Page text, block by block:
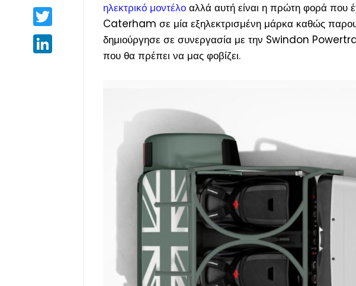
Twitter
LinkedIn
ηλεκτρικό μοντέλοαλλά αυτή είναι η πρώτη φορά που
Caterham σε μία εξηλεκτρισμένη μάρκα καθώς
δημιούργησε σε συνεργασία με την Swindon Powertrain
που θα πρέπει να μας φοβίζει.